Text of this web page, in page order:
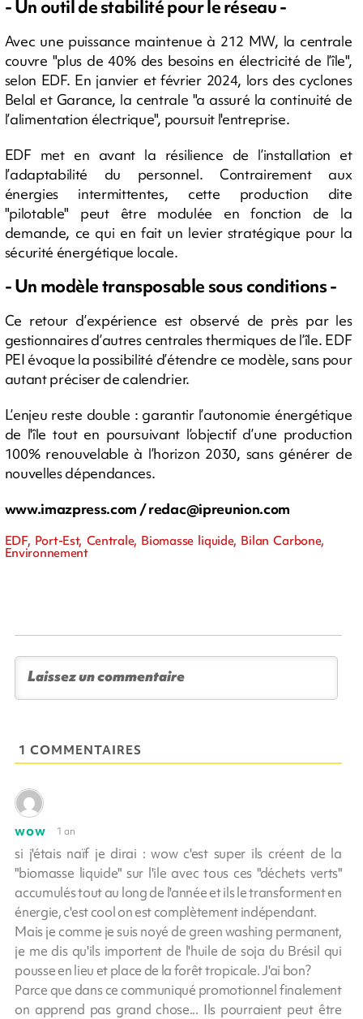
- Un outil de stabilité pour le réseau -
Avec une puissance maintenue à 212 MW, la centrale
couvre "plus de 40% des besoins en électricité de l’île",
selon EDF. En janvier et février 2024, lors des cyclones
Belal et Garance, la centrale "a assuré la continuité de
l’alimentation électrique", poursuit l'entreprise.
EDF met en avant la résilience de l’installation et
l’adaptabilité du personnel. Contrairement aux
énergies intermittentes, cette production dite
"pilotable" peut être modulée en fonction de la
demande, ce qui en fait un levier stratégique pour la
sécurité énergétique locale.
- Un modèle transposable sous conditions -
Ce retour d’expérience est observé de près par les
gestionnaires d’autres centrales thermiques de l’île. EDF
PEI évoque la possibilité d’étendre ce modèle, sans pour
autant préciser de calendrier.
L’enjeu reste double : garantir l’autonomie énergétique
de l'île tout en poursuivant l’objectif d’une production
100% renouvelable à l’horizon 2030, sans générer de
nouvelles dépendances.
www.imazpress.com /redac@ipreunion.com
EDF, Port-Est, Centrale, Biomasse liquide, Bilan Carbone,
Environnement
1 COMMENTAIRES
wow 1 an
si j'étais naïf je dirai : wow c'est super ils créent de la
"biomasse liquide" sur l'ile avec tous ces "déchets verts"
accumulés tout au long de l'année et ils le transforment en
énergie, c'est cool on est complètement indépendant.
Mais je comme je suis noyé de green washing permanent,
je me dis qu'ils importent de l'huile de soja du Brésil qui
pousse en lieu et place de la forêt tropicale. J'ai bon?
Parce que dans ce communiqué promotionnel finalement
on apprend pas grand chose... Ils pourraient peut être